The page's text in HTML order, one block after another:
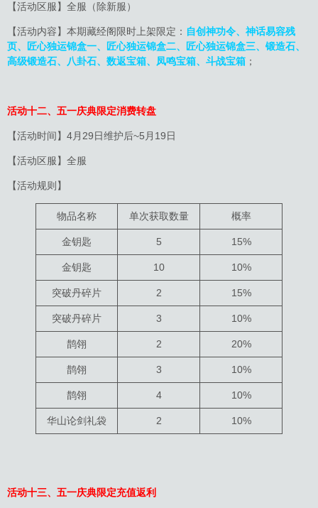
【活动区服】全服（除新服）
【活动内容】本期藏经阁限时上架限定： 自创神功令、神话易容残
页、匠心独运锦盒一、 匠心独运锦盒二、 匠心独运锦盒三、 锻造石、
高级锻造石、八卦石、数返宝箱、凤鸣宝箱、斗战宝箱 ；
活动十二、五一庆典限定消费转盘
【活动时间】4月29日维护后~5月19日
【活动区服】全服
【活动规则】
物品名称 单次获取数量 概率
金钥匙 5 15%
金钥匙 10 10%
突破丹碎片 2 15%
突破丹碎片 3 10%
鹊翎 2 20%
鹊翎 3 10%
鹊翎 4 10%
华山论剑礼袋 2 10%
活动十三、五一庆典限定充值返利